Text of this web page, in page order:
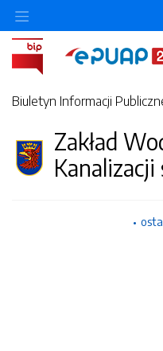
Biuletyn Informacji
Zakład
Kanalizacji